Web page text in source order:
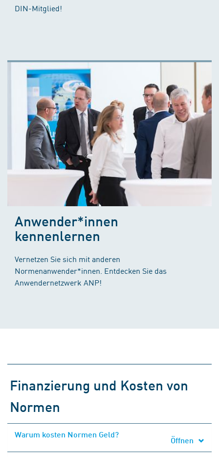
DIN-Mitglied!
Anwender*innen
kennenlernen
Vernetzen Sie sich mit anderen
Normenanwender*innen. Entdecken Sie das
Anwendernetzwerk ANP!
Finanzierung und Kosten von
Normen
Warum kosten Normen Geld?
Öffnen